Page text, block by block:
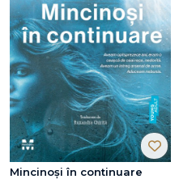
Mincinoși în continuare